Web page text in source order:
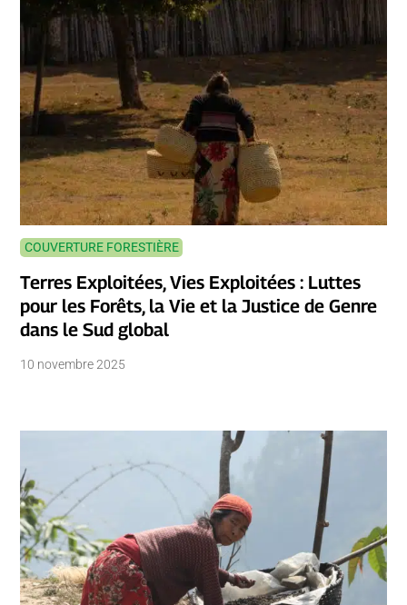
COUVERTURE FORESTIÈRE
Terres Exploitées, Vies Exploitées : Luttes
pour les Forêts, la Vie et la Justice de Genre
dans le Sud global
10 novembre 2025